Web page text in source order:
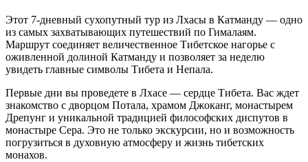
Этот 7-дневный сухопутный тур из Лхасы в Катманду — одно
из самых захватывающих путешествий по Гималаям.
Маршрут соединяет величественное Тибетское нагорье с
оживленной долиной Катманду и позволяет за неделю
увидеть главные символы Тибета и Непала.
Первые дни вы проведете в Лхасе — сердце Тибета. Вас ждет
знакомство с дворцом Потала, храмом Джоканг, монастырем
Дрепунг и уникальной традицией философских диспутов в
монастыре Сера. Это не только экскурсии, но и возможность
погрузиться в духовную атмосферу и жизнь тибетских
монахов.